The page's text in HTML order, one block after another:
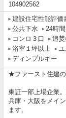
104902562
建設住宅性能評価
公共下水
24時
コンロ３口
追
浴室１坪以上
ディンプルキー
★ファースト住建
東証一部上場企業
兵庫・大阪をメイ
ます。